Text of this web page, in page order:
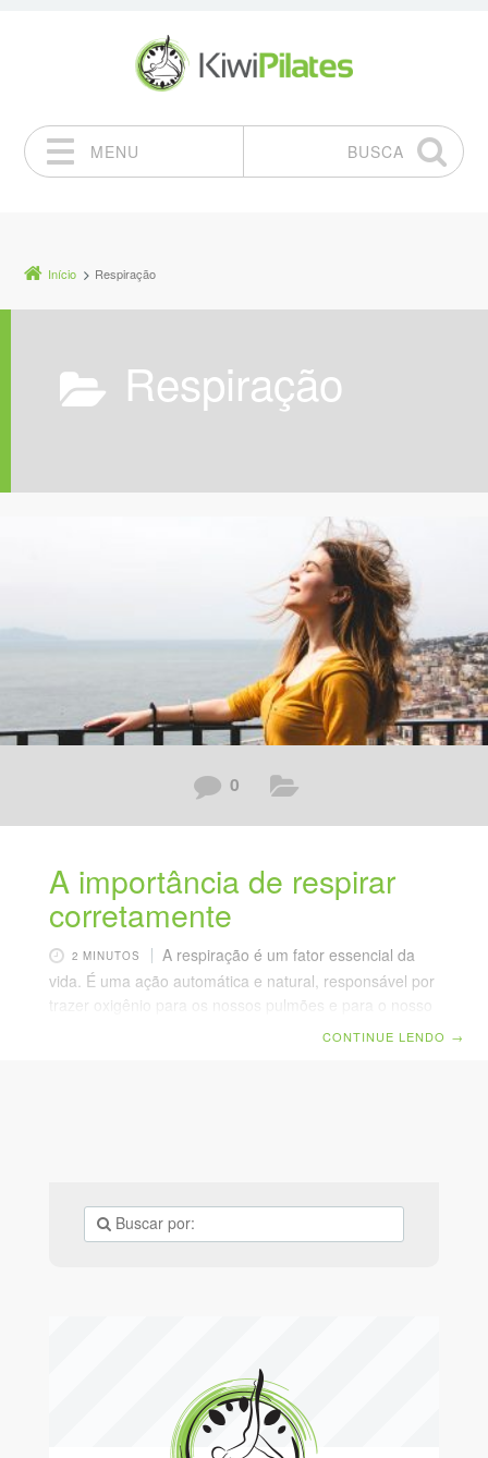
MENU
BUSCA
Início Respiração
Respiração
0
A importância de respirar
corretamente
2 MINUTOS
A respiração é um fator essencial da
vida. É uma ação automática e natural, responsável por
trazer oxigênio para os nossos pulmões e para o nosso
sangue, que leva para todos os outros órgãos,CONTINUE LENDO →